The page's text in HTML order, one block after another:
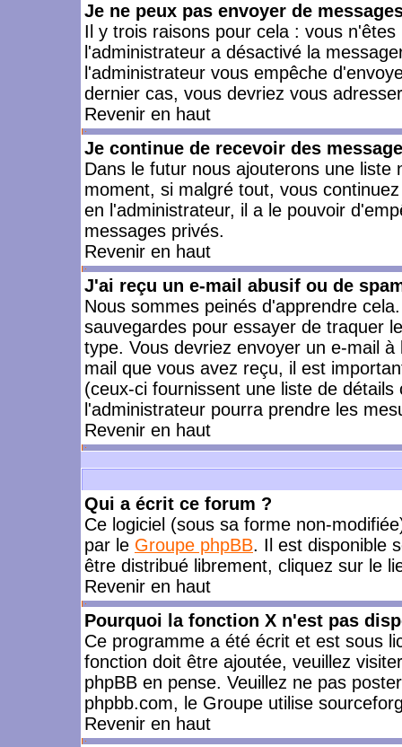
Je ne peux pas envoyer de
Il y trois raisons pour cela : vous
l'administrateur a désactivé la
l'administrateur vous empêche
dernier cas, vous devriez vous
Revenir en haut
Je continue de recevoir des
Dans le futur nous ajouterons une
moment, si malgré tout, vous
en l'administrateur, il a le pouvoir
messages privés.
Revenir en haut
J'ai reçu un e-mail abusif ou de
Nous sommes peinés d'apprendre
sauvegardes pour essayer de traquer
type. Vous devriez envoyer un e-mail
mail que vous avez reçu, il est
(ceux-ci fournissent une liste de
l'administrateur pourra prendre les
Revenir en haut
Qui a écrit ce forum ?
Ce logiciel (sous sa forme non-
par le Groupe phpBB. Il est disponible
être distribué librement, cliquez sur le
Revenir en haut
Pourquoi la fonction X n'est pas
Ce programme a été écrit et est sous
fonction doit être ajoutée, veuillez
phpBB en pense. Veuillez ne pas
phpbb.com, le Groupe utilise
Revenir en haut